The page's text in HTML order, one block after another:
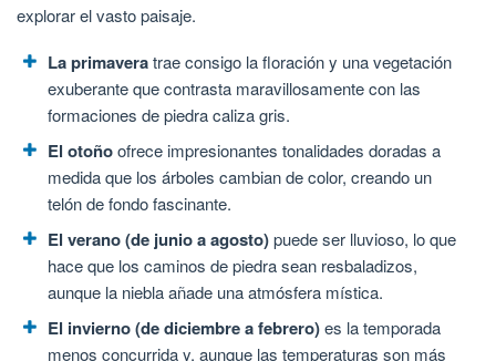
explorar el vasto paisaje.
La primaveratrae consigo la floración y una vegetación
exuberante que contrasta maravillosamente con las
formaciones de piedra caliza gris.
El otoñoofrece impresionantes tonalidades doradas a
medida que los árboles cambian de color, creando un
telón de fondo fascinante.
El verano (de junio a agosto)puede ser lluvioso, lo que
hace que los caminos de piedra sean resbaladizos,
aunque la niebla añade una atmósfera mística.
El invierno (de diciembre a febrero)es la temporada
menos concurrida y, aunque las temperaturas son más